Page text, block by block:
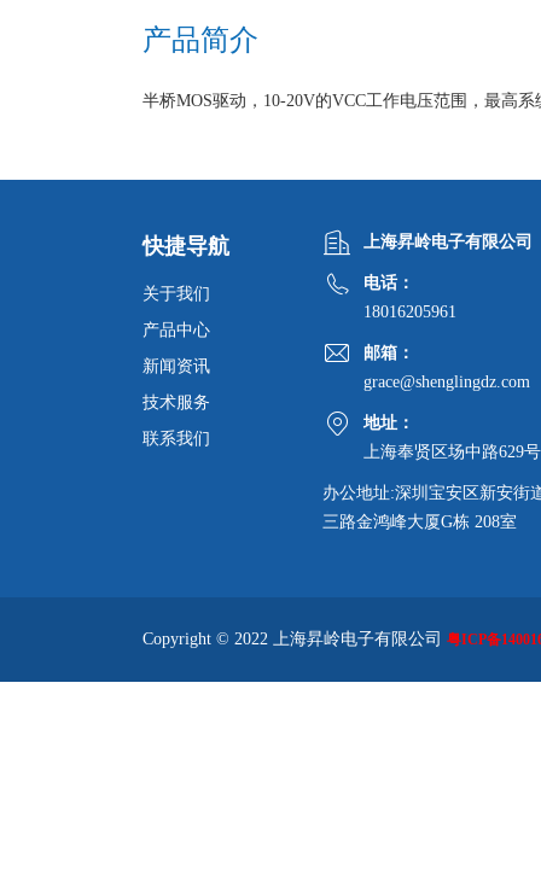
产品简介
半桥MOS驱动，10-20V的VCC工作电压范围，最高
快捷导航
关于我们
产品中心
新闻资讯
技术服务
联系我们
上海昇岭电子有限公司
电话：
18016205961
邮箱：
grace@shenglingdz.com
地址：
上海奉贤区场中路629号
办公地址:深圳宝安区新安街
三路金鸿峰大厦G栋 208室
Copyright © 2022 上海昇岭电子有限公司 粤ICP备